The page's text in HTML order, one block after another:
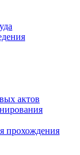
актов
прохождения